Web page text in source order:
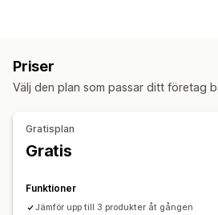
Flera produkter
AI-rekommendationer Markera
Samlingssida
Priser
Välj den plan som passar ditt företag
Gratisplan
Gratis
Funktioner
Jämför upp till 3 produkter åt gången